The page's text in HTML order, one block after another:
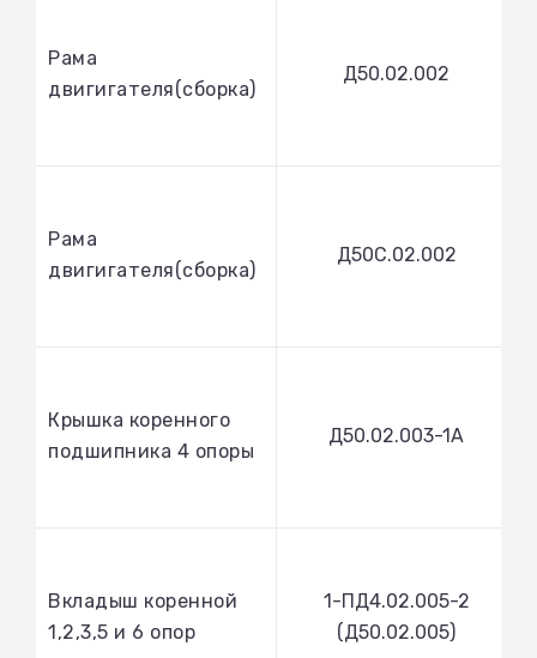
Рама
двигигателя(сборка)
Д50.02.002
Рама
двигигателя(сборка)
Д50С.02.002
Крышка коренного
подшипника 4 опоры
Д50.02.003-1А
Вкладыш коренной
1,2,3,5 и 6 опор
1-ПД4.02.005-2
(Д50.02.005)